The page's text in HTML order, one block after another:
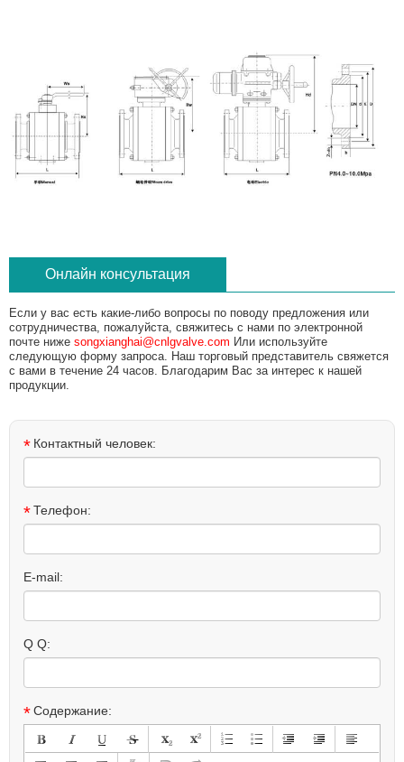
Онлайн консультация
Если у вас есть какие-либо вопросы по поводу предложения или
сотрудничества, пожалуйста, свяжитесь с нами по электронной
почте ниже songxianghai@cnlgvalve.com Или используйте
следующую форму запроса. Наш торговый представитель свяжется
с вами в течение 24 часов. Благодарим Вас за интерес к нашей
продукции.
* Контактный человек:
*Телефон:
E-mail:
Q Q:
*Содержание: